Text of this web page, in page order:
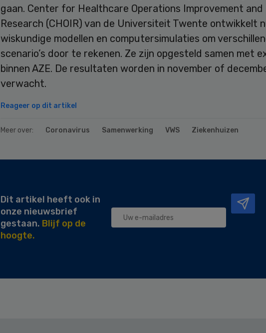
gaan. Center for Healthcare Operations Improvement and
Research (CHOIR) van de Universiteit Twente ontwikkelt
wiskundige modellen en computersimulaties om
scenario’s door te rekenen. Ze zijn opgesteld samen met
binnen AZE. De resultaten worden in november of
verwacht.
Reageer op dit artikel
Meer over: Coronavirus Samenwerking VWS Ziekenhuizen
Dit artikel heeft ook in
onze nieuwsbrief
gestaan. Blijf op de
hoogte.